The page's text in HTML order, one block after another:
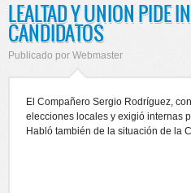
LEALTAD Y UNION PIDE
CANDIDATOS
Publicado por Webmaster
El Compañero Sergio Rodríguez,
elecciones locales y exigió internas
Habló también de la situación de la